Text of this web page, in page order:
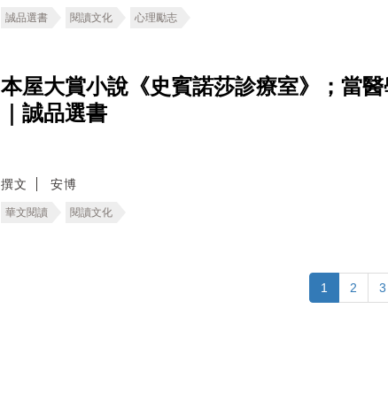
誠品選書 閱讀文化 心理勵志
本屋大賞小說《史賓諾莎診療室》；當
｜誠品選書
撰文 安博
華文閱讀 閱讀文化
1 2 3